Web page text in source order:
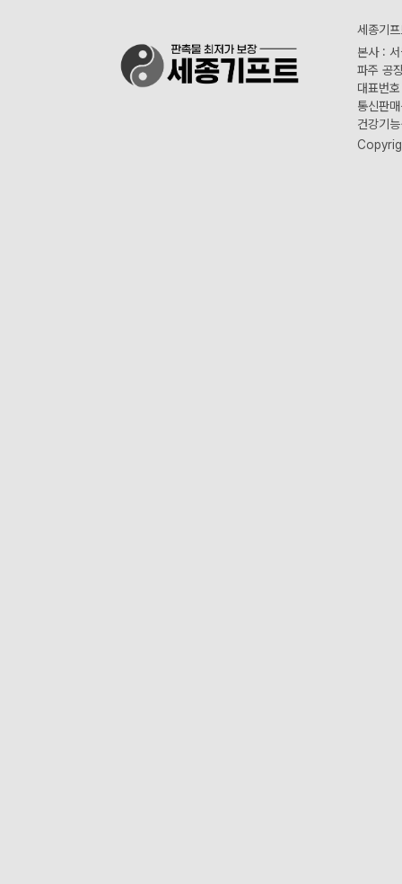
세종기
본사 :
파주 공
대표번
통신판
건강기